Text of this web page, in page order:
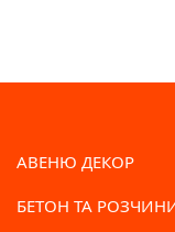
АВЕНЮ ДЕКОР
БЕТОН ТА